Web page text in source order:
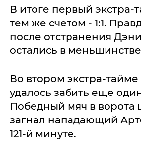
В итоге первый экстра-
тем же счетом - 1:1.
после отстранения
остались в
Во втором экстра-
удалось забить еще
Победный мяч в ворота
загнал нападающий
121-й минуте.